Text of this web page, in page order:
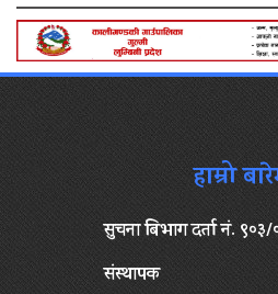
हाम्रो
सुचना बिभाग दर्ता नं.
संस्थापक